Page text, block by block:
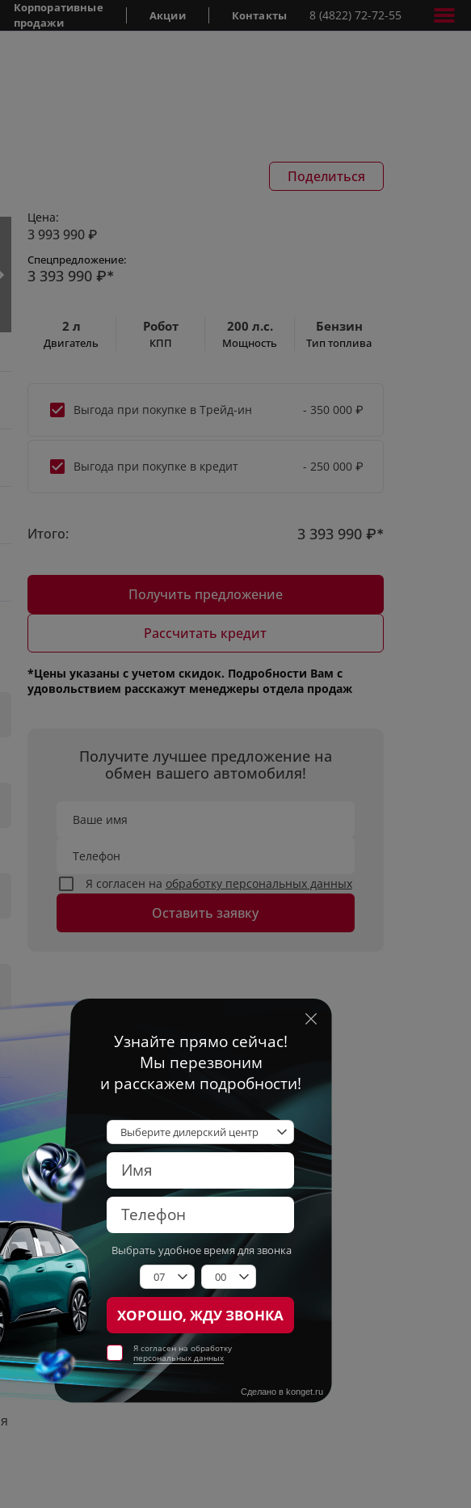
Корпоративные
продажи
Акции Контакты 8 (4822) 72-72-55
Поделиться
Цена:
3 993 990 ₽
Спецпредложение:
3 393 990 ₽*
2 л
Двигатель
Робот
КПП
200 л.с.
Мощность
Бензин
Тип топлива
Выгода при покупке в Трейд-ин - 350 000 ₽
Выгода при покупке в кредит - 250 000 ₽
Итого: 3 393 990 ₽*
Получить предложение
Рассчитать кредит
*Цены указаны с учетом скидок. Подробности Вам с
удовольствием расскажут менеджеры отдела продаж
Получите лучшее предложение на
обмен вашего автомобиля!
Ваше имя
Телефон
Я согласен на обработку персональных данных
Оставить заявку